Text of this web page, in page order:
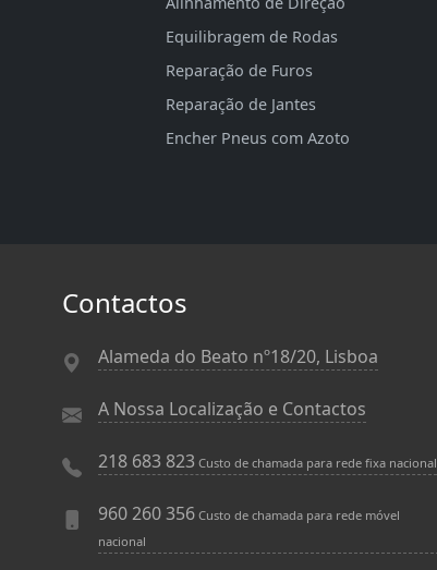
Equilibragem de Rodas
Reparação de Furos
Reparação de Jantes
Encher Pneus com Azoto
Contactos
Alameda do Beato nº18/20, Lisboa
A Nossa Localização e Contactos
218 683 823 Custo de chamada para rede fixa nacional
960 260 356 Custo de chamada para rede móvel
nacional